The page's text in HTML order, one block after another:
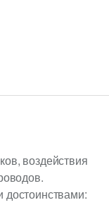
воздействия